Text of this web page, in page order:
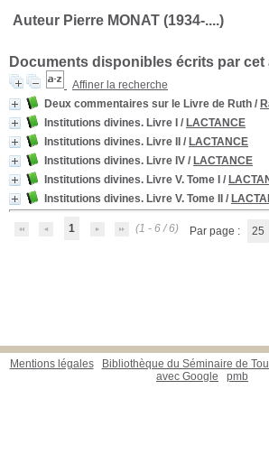
Auteur Pierre MONAT (1934-....)
Documents disponibles écrits par cet
Affiner la recherche
Deux commentaires sur le Livre de Ruth /
Institutions divines. Livre I
/ LACTANCE
Institutions divines. Livre II
/ LACTANCE
Institutions divines. Livre IV / LACTANCE
Institutions divines. Livre V. Tome I
/
Institutions divines. Livre V. Tome II
/
1 (1 - 6 / 6) Par page : 25
Mentions légales Bibliothèque du Séminaire de
avec Google
pmb